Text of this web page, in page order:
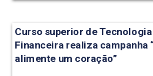
Curso superior de
Financeira realiza campanha
alimente um coração”